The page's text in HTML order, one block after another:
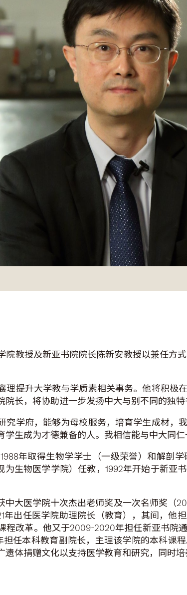
教授及新亚书院院长陈新安教授以兼任方
理提升大学教与学质素相关事务。他将积极
长，将协助进一步发扬中大与别不同的独特
究学府，能够为母校服务，培育学生成材，
生成为才德兼备的人。我相信能与中大同仁
年取得生物学学士（一级荣誉）和解剖
为生物医学学院）任教，1992年开始于新
中大医学院十次杰出老师奖及一次名师奖（
出任医学院助理院长（教育），其间，他
程改革。他又于2009-2020年担任新亚书院
担任本科教育副院长，主理该学院的本科课
体捐赠文化以支持医学教育和研究，同时培